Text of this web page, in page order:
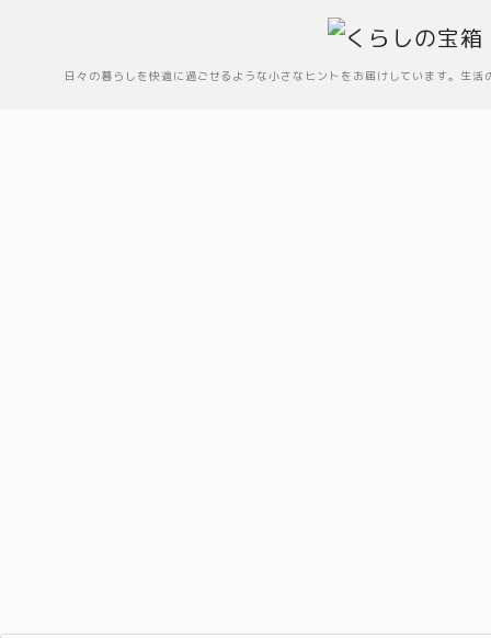
日々の暮らしを快適に過ごせるような小さなヒントをお届けしています。生